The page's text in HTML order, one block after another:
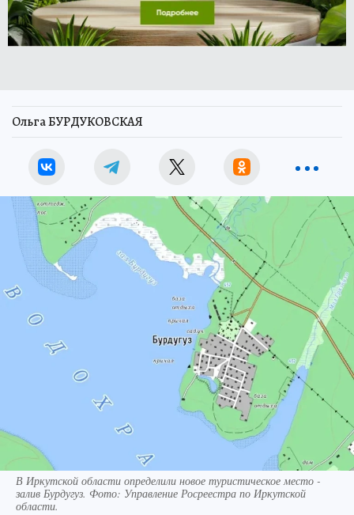
Ольга БУРДУКОВСКАЯ
В Иркутской области определили новое туристическое место -
залив Бурдугуз. Фото: Управление Росреестра по Иркутской
области.